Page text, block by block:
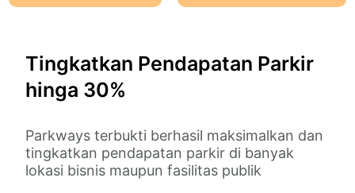
Tingkatkan Pendapatan Parkir
hinga 30%
Parkways terbukti berhasil maksimalkan dan
tingkatkan pendapatan parkir di banyak
lokasi bisnis maupun fasilitas publik